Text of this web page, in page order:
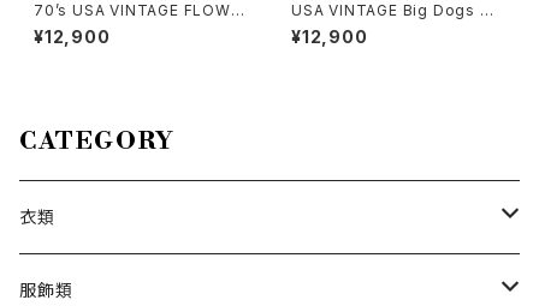
70’s USA VINTAGE FLOWE
R EMBROIDERY LACE DESI
GN NIGHTY DRESS COTTO
¥12,900
USA VINTAGE Big Dogs DO
G PATTERNED DESIGN HAL
F SLEEVE RAYON ALOHA S
¥12,900
CATEGORY
衣類
トップス
服飾類